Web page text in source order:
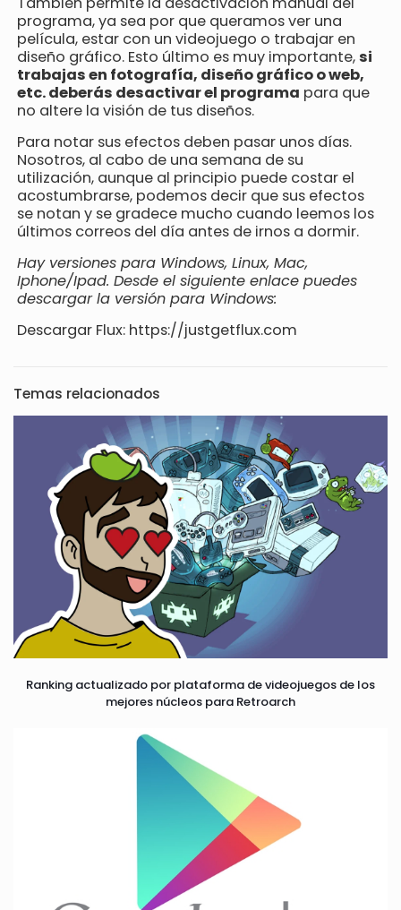
programa, ya sea por que queramos ver una
película, estar con un videojuego o trabajar en
diseño gráfico. Esto último es muy importante,si
trabajas en fotografía, diseño gráfico o web,
etc. deberás desactivar el programa para que
no altere la visión de tus diseños.
Para notar sus efectos deben pasar unos días.
Nosotros, al cabo de una semana de su
utilización, aunque al principio puede costar el
acostumbrarse, podemos decir que sus efectos
se notan y se gradece mucho cuando leemos los
últimos correos del día antes de irnos a dormir.
Hay versiones para Windows, Linux, Mac,
Iphone/Ipad. Desde el siguiente enlace puedes
descargar la versión para Windows:
Descargar Flux: https://justgetflux.com
Temas relacionados
Ranking actualizado por plataforma de videojuegos de los
mejores núcleos para Retroarch